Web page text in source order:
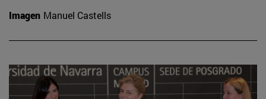
Imagen Manuel Castells